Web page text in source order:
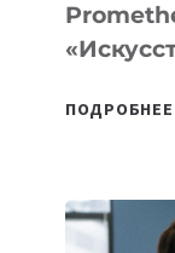
ПОДРОБНЕЕ